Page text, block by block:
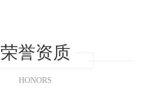
荣誉资质
HONORS